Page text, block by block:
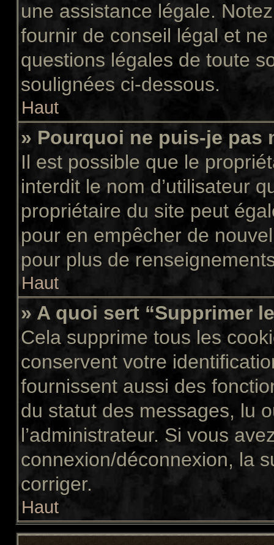
une assistance légale.
fournir de conseil légal et
questions légales de toute
soulignées ci-dessous.
Haut
» Pourquoi ne puis-je pas
Il est possible que le
interdit le nom d’utilisateur
propriétaire du site peut
pour en empêcher de
pour plus de
Haut
» A quoi sert “Supprimer
Cela supprime tous les
conservent votre
fournissent aussi des
du statut des messages, lu
l’administrateur. Si vous
connexion/déconnexion, la
corriger.
Haut